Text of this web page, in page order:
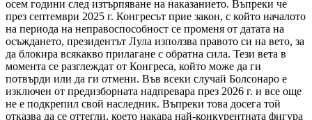
осем години след изтърпяване на наказанието. Въпреки че
през септември 2025 г. Конгресът прие закон, с който началото
на периода на неправоспособност се променя от датата на
осъждането, президентът Лула използва правото си на вето, за
да блокира всякакво прилагане с обратна сила. Тези вета в
момента се разглеждат от Конгреса, който може да ги
потвърди или да ги отмени. Във всеки случай Болсонаро е
изключен от предизборната надпревара през 2026 г. и все още
не е подкрепил свой наследник. Въпреки това досега той
отказва да се оттегли, което накара най-конкурентната фигура